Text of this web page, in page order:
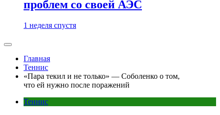
проблем со своей АЭС
1 неделя спустя
Главная
Теннис
«Пара текил и не только» — Соболенко о том,
что ей нужно после поражений
Теннис